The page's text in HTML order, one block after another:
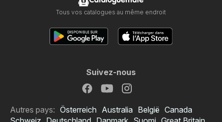
Tous vos catalogues au même endroit
Suivez-nous
Autres pays: Österreich Australia België Canada